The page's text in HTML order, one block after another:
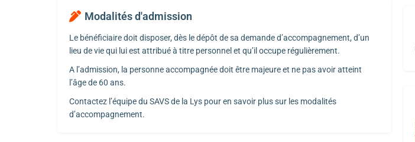
Modalités d'admission
Le bénéficiaire doit disposer, dès le dépôt de sa demande d’accompagnement, d’un
lieu de vie qui lui est attribué à titre personnel et qu’il occupe régulièrement.
A l’admission, la personne accompagnée doit être majeure et ne pas avoir atteint
l’âge de 60 ans.
Contactez l’équipe du SAVS de la Lys pour en savoir plus sur les modalités
d’accompagnement.